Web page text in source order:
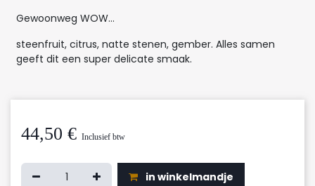
Gewoonweg WOW...
steenfruit, citrus, natte stenen, gember. Alles samen
geeft dit een super delicate smaak.
44,50 € Inclusief btw
in winkelmandje